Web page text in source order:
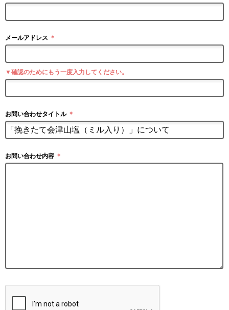
メールアドレス ＊
▼確認のためにもう一度入力してください。
お問い合わせタイトル ＊
お問い合わせ内容 ＊